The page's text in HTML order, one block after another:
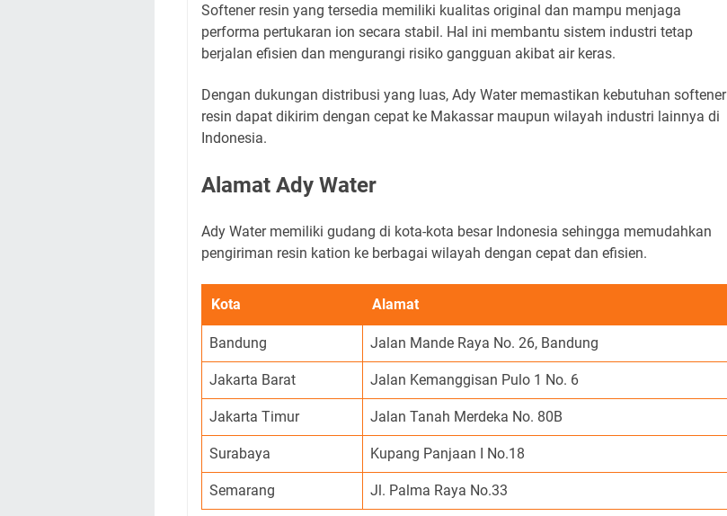
Softener resin yang tersedia memiliki kualitas original dan mampu menjaga
performa pertukaran ion secara stabil. Hal ini membantu sistem industri tetap
berjalan efisien dan mengurangi risiko gangguan akibat air keras.
Dengan dukungan distribusi yang luas, Ady Water memastikan kebutuhan softener
resin dapat dikirim dengan cepat ke Makassar maupun wilayah industri lainnya di
Indonesia.
Alamat Ady Water
Ady Water memiliki gudang di kota-kota besar Indonesia sehingga memudahkan
pengiriman resin kation ke berbagai wilayah dengan cepat dan efisien.
Kota Alamat
Bandung Jalan Mande Raya No. 26, Bandung
Jakarta Barat Jalan Kemanggisan Pulo 1 No. 6
Jakarta Timur Jalan Tanah Merdeka No. 80B
Surabaya Kupang Panjaan I No.18
Semarang Jl. Palma Raya No.33